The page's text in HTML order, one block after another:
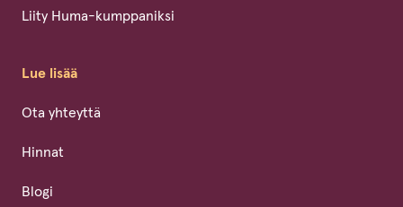
Liity Huma-kumppaniksi
Lue lisää
Ota yhteyttä
Hinnat
Blogi